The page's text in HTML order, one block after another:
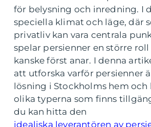
för belysning och inredning. I
speciella klimat och läge, där
privatliv kan vara centrala
spelar persienner en större roll
kanske först anar. I denna
att utforska varför persienner
lösning i Stockholms hem och
olika typerna som finns
du kan hitta den
idealiska leverantören av